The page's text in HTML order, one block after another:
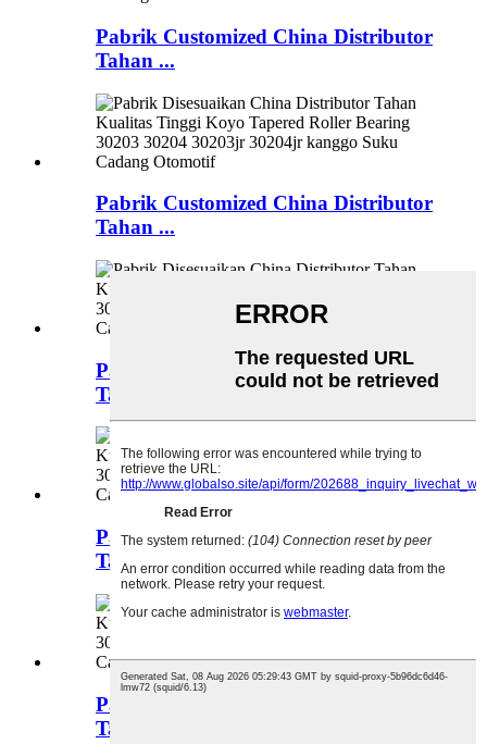
Pabrik Customized China Distributor
Tahan ...
Pabrik Customized China Distributor
Tahan ...
Pabrik Customized China Distributor
Tahan ...
Pabrik Customized China Distributor
Tahan ...
Pabrik Customized China Distributor
Tahan ...